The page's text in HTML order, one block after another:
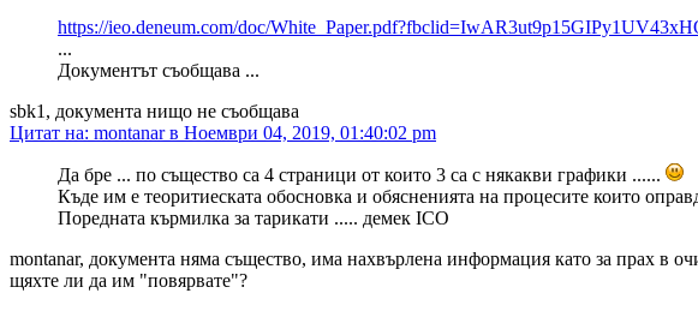
https://ieo.deneum.com/doc/
...
Документът съобщава ...
sbk1, документа нищо не съобщава
Цитат на: montanar в Ноември 04, 2019, 01:40:02 pm
Да бре ... по същество са 4 страници от които 3 са с някакви графики ......
Къде им е теоритиеската обосновка и обясненията на процесите които
Поредната кърмилка за тарикати ..... демек ICO
montanar, документа няма същество, има нахвърлена информация като за прах в
щяхте ли да им "повярвате"?